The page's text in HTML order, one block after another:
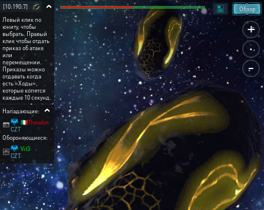
+
.
-
Обзор
[10:190:7]
Левый клик по
юниту, чтобы
выбрать. Правый
клик чтобы отдать
приказ об атаке
или
перемещении.
Приказы можно
отдавать когда
есть «Ходы»,
которые копятся
каждые 10 секунд.
Нападающие:
🇮🇹Theodor
CZT
Обороняющиеся:
Vit3
CZT